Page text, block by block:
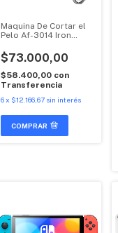
Maquina De Cortar el
Pelo Af-3014 Iron
$73.000,00
$58.400,00 con
Transferencia
6x $12.166,67 sin interés
COMPRAR